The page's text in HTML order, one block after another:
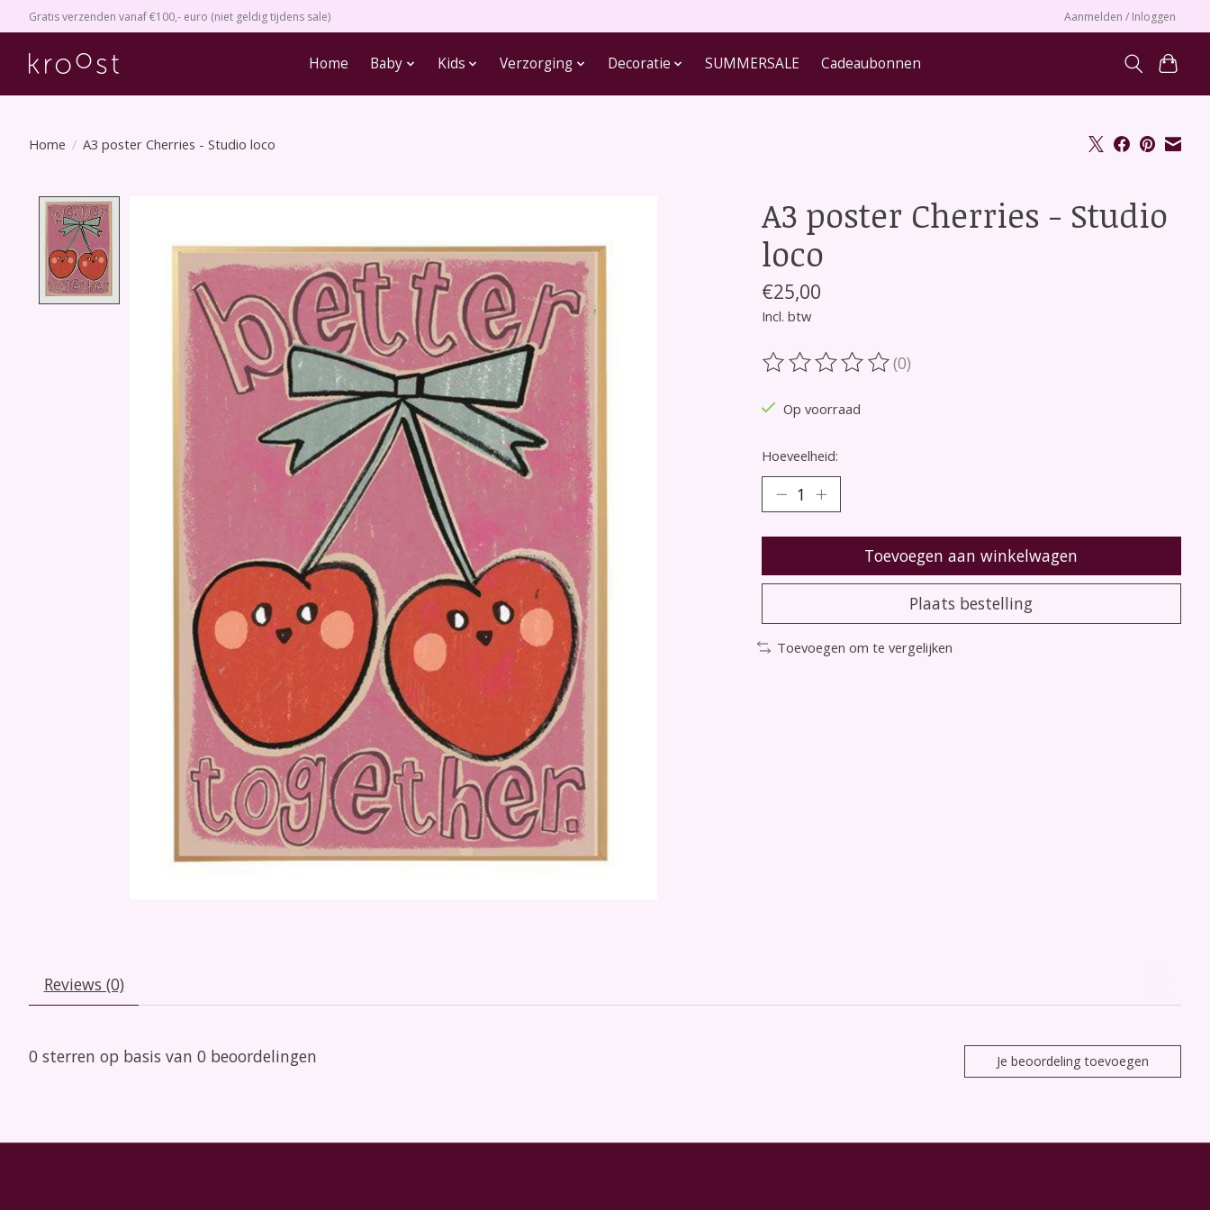
Gratis verzenden vanaf €100,- euro (niet geldig tijdens sale) Aanmelden / Inloggen
Home Baby Kids Verzorging Decoratie SUMMERSALE Cadeaubonnen
Home / A3 poster Cherries - Studio loco
A3 poster Cherries - Studio
loco
€25,00
Incl. btw
De beoordeling van dit product is
(0)
Op voorraad
Hoeveelheid:
Toevoegen aan winkelwagen
Plaats bestelling
Toevoegen om te vergelijken
Reviews (0)
0 sterren op basis van 0 beoordelingen Je beoordeling toevoegen